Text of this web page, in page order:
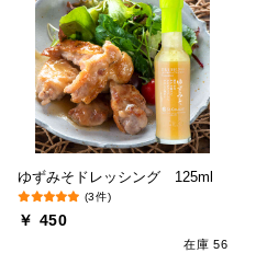
ゆずみそドレッシング 125ml
(3件)
￥ 450
在庫 56